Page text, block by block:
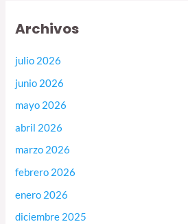
Archivos
julio 2026
junio 2026
mayo 2026
abril 2026
marzo 2026
febrero 2026
enero 2026
diciembre 2025